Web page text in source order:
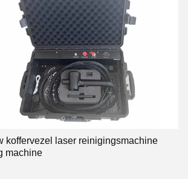
koffervezel laser reinigingsmachine
machine